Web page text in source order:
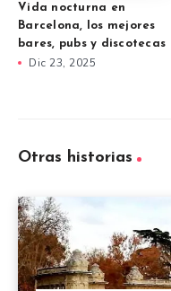
Vida nocturna en
Barcelona, los mejores
bares, pubs y discotecas
Dic 23, 2025
Otras historias